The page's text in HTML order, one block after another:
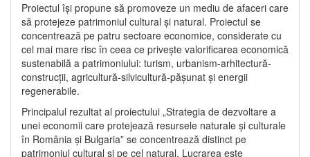
Proiectul își propune să promoveze un mediu de afaceri care
să protejeze patrimoniul cultural și natural. Proiectul se
concentrează pe patru sectoare economice, considerate cu
cel mai mare risc în ceea ce privește valorificarea economică
sustenabilă a patrimoniului: turism, urbanism-arhitectură-
construcții, agricultură-silvicultură-pășunat și energii
regenerabile.
Principalul rezultat al proiectului „Strategia de dezvoltare a
unei economii care protejează resursele naturale și culturale
în România și Bulgaria” se concentrează distinct pe
patrimoniul cultural și pe cel natural. Lucrarea este